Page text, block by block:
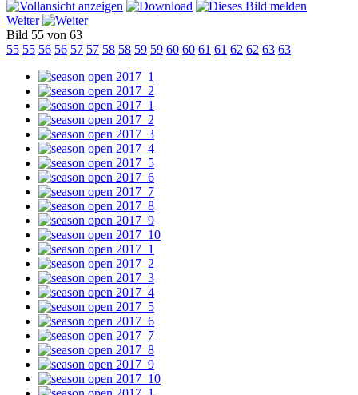
Weiter
Bild 55 von 63
55 55 56 56 57 57 58 58 59 59 60 60 61 61 62 62 63 63